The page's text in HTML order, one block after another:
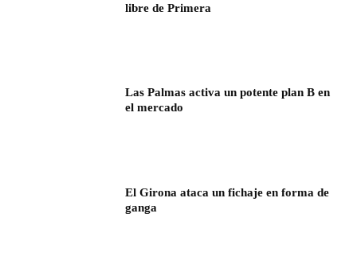
libre de Primera
Las Palmas activa un potente plan B en
el mercado
El Girona ataca un fichaje en forma de
ganga